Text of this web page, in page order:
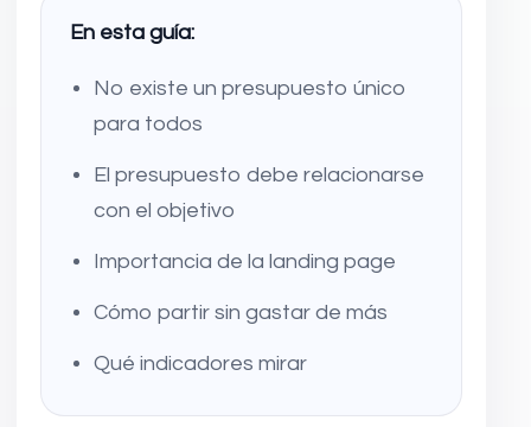
En esta guía:
No existe un presupuesto único
para todos
El presupuesto debe relacionarse
con el objetivo
Importancia de la landing page
Cómo partir sin gastar de más
Qué indicadores mirar